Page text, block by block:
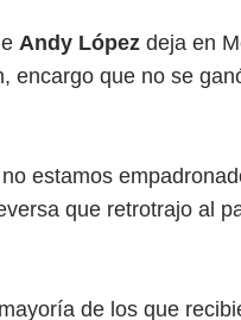
Andy López deja en
encargo que no se
estamos
que retrotrajo al
de los que